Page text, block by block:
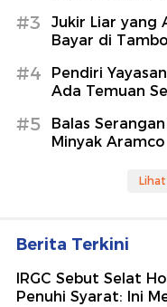
#3
Jukir Liar yang
Bayar di
#4
Pendiri
Ada Temuan
#5
Balas
Minyak Aramco
Berita Terkini
IRGC Sebut Selat
Penuhi Syarat: Ini